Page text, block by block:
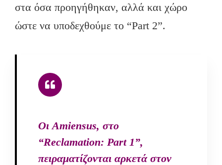
στα όσα προηγήθηκαν, αλλά και χώρο
ώστε να υποδεχθούμε το “Part 2”.
Οι Amiensus, στο
“Reclamation: Part 1”,
πειραματίζονται αρκετά στον